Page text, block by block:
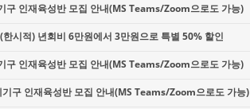
구 인재육성반 모집 안내(MS Teams/Zoom으로도 가능)
시적) 년회비 6만원에서 3만원으로 특별 50% 할인
구 인재육성반 모집 안내(MS Teams/Zoom으로도 가능)
구 인재육성반 모집 안내(MS Teams/Zoom으로도 가능)